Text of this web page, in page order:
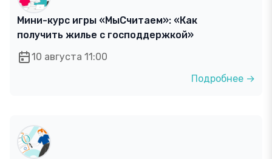
Мини-курс игры «МыСчитаем»: «Как
получить жилье с господдержкой»
10 августа 11:00
Подробнее →